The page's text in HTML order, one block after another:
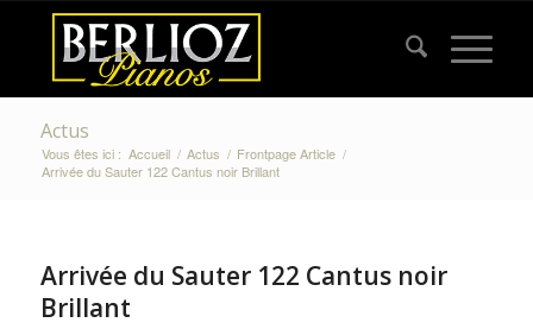
Actus
Vous êtes ici : Accueil / Actus / Frontpage Article /
Arrivée du Sauter 122 Cantus noir Brillant
Arrivée du Sauter 122 Cantus noir
Brillant